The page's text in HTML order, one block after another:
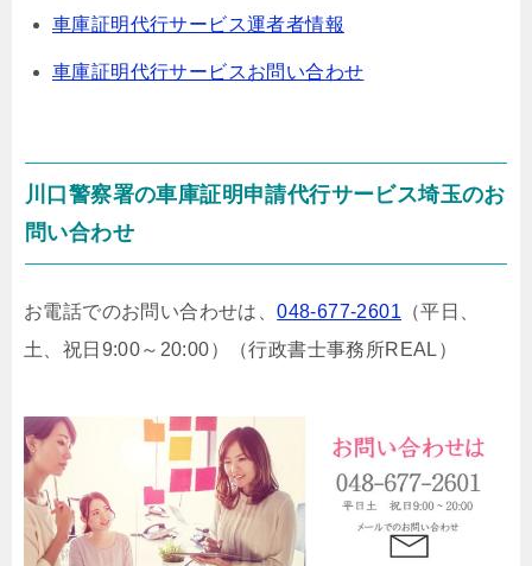
車庫証明代行サービス運者者情報
車庫証明代行サービスお問い合わせ
川口警察署の車庫証明申請代行サービス埼玉のお
問い合わせ
お電話でのお問い合わせは、048-677-2601 （平日、
土、祝日9:00～20:00）
（行政書士事務所REAL）